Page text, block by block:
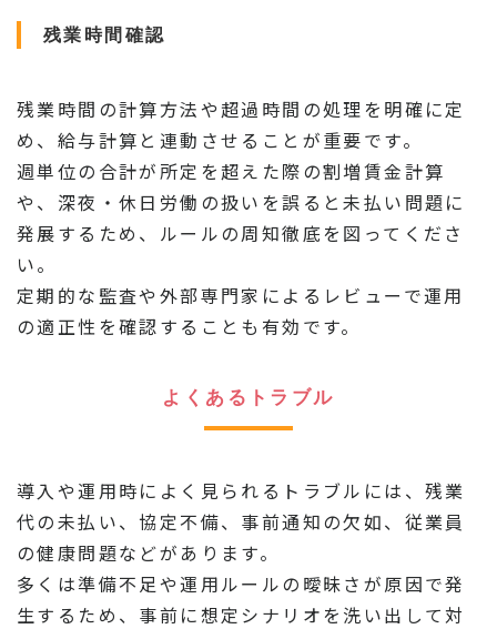
残業時間確認
残業時間の計算方法や超過時間の処理を明確に定
め、給与計算と連動させることが重要です。
週単位の合計が所定を超えた際の割増賃金計算
や、深夜・休日労働の扱いを誤ると未払い問題に
発展するため、ルールの周知徹底を図ってくださ
い。
定期的な監査や外部専門家によるレビューで運用
の適正性を確認することも有効です。
よくあるトラブル
導入や運用時によく見られるトラブルには、残業
代の未払い、協定不備、事前通知の欠如、従業員
の健康問題などがあります。
多くは準備不足や運用ルールの曖昧さが原因で発
生するため、事前に想定シナリオを洗い出して対